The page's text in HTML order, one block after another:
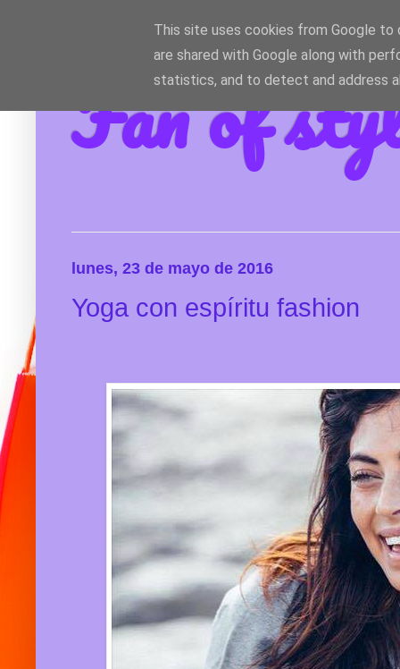
Fan of
lunes, 23 de mayo de 2016
Yoga con espíritu fashion
This site uses cookies from Google to
are shared with Google along with
statistics, and to detect and address